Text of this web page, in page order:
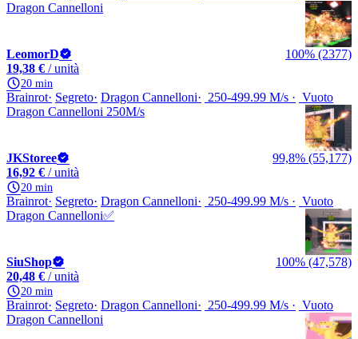
Dragon Cannelloni
LeomorD
100% (2377)
19,38 € / unità
20 min
Brainrot Segreto Dragon Cannelloni 250-499.99 M/s
Vuoto
Dragon Cannelloni 250M/s
JKStoree
99,8% (55,177)
16,92 € / unità
20 min
Brainrot Segreto Dragon Cannelloni 250-499.99 M/s
Vuoto
Dragon Cannelloni✅
SiuShop
100% (47,578)
20,48 € / unità
20 min
Brainrot Segreto Dragon Cannelloni 250-499.99 M/s
Vuoto
Dragon Cannelloni